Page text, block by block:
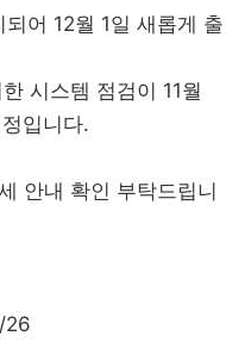
어 12월 1일 새롭게 출
시스템 점검이 11월
입니다.
안내 확인 부탁드립니
26